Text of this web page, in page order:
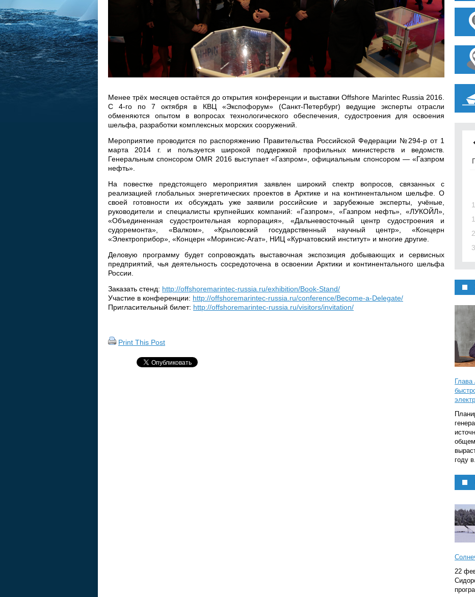
Менее трёх месяцев остаётся до открытия конференции и выставки Offshore Marintec Russia 2016.
C 4-го по 7 октября в КВЦ «Экспофорум» (Санкт-Петербург) ведущие эксперты отрасли
обменяются опытом в вопросах технологического обеспечения, судостроения для освоения
шельфа, разработки комплексных морских сооружений.
Мероприятие проводится по распоряжению Правительства Российской Федерации №294-р от 1
марта 2014 г. и пользуется широкой поддержкой профильных министерств и ведомств.
Генеральным спонсором OMR 2016 выступает «Газпром», официальным спонсором — «Газпром
нефть».
На повестке предстоящего мероприятия заявлен широкий спектр вопросов, связанных с
реализацией глобальных энергетических проектов в Арктике и на континентальном шельфе. О
своей готовности их обсуждать уже заявили российские и зарубежные эксперты, учёные,
руководители и специалисты крупнейших компаний: «Газпром», «Газпром нефть», «ЛУКОЙЛ»,
«Объединенная судостроительная корпорация», «Дальневосточный центр судостроения и
судоремонта», «Валком», «Крыловский государственный научный центр», «Концерн
«Электроприбор», «Концерн «Моринсис-Агат», НИЦ «Курчатовский институт» и многие другие.
Деловую программу будет сопровождать выставочная экспозиция добывающих и сервисных
предприятий, чья деятельность сосредоточена в освоении Арктики и континентального шельфа
России.
Заказать стенд: http://offshoremarintec-russia.ru/exhibition/Book-Stand/
Участие в конференции: http://offshoremarintec-russia.ru/conference/Become-a-Delegate/
Пригласительный билет: http://offshoremarintec-russia.ru/visitors/invitation/
Print This Post
общем
году
22